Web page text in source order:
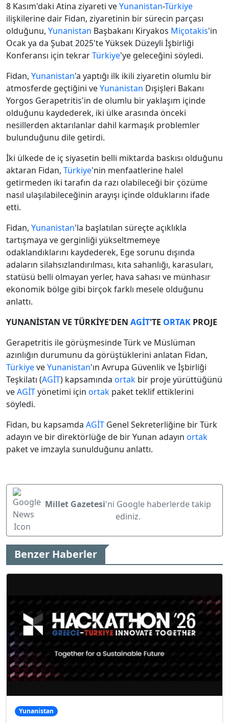
8 Kasım'daki Atina ziyareti veYunanistan-Türkiye
ilişkilerine dair Fidan, ziyaretinin bir sürecin parçası
olduğunu, Yunanistan Başbakanı Kiryakos Miçotakis'in
Ocak ya da Şubat 2025'te Yüksek Düzeyli İşbirliği
Konferansı için tekrarTürkiye'ye geleceğini söyledi.
Fidan, Yunanistan'a yaptığı ilk ikili ziyaretin olumlu bir
atmosferde geçtiğini veYunanistan Dışişleri Bakanı
Yorgos Gerapetritis'in de olumlu bir yaklaşım içinde
olduğunu kaydederek, iki ülke arasında önceki
nesillerden aktarılanlar dahil karmaşık problemler
bulunduğunu dile getirdi.
İki ülkede de iç siyasetin belli miktarda baskısı olduğunu
aktaran Fidan, Türkiye'nin menfaatlerine halel
getirmeden iki tarafın da razı olabileceği bir çözüme
nasıl ulaşılabileceğinin arayışı içinde olduklarını ifade
etti.
Fidan, Yunanistan'la başlatılan süreçte açıklıkla
tartışmaya ve gerginliği yükseltmemeye
odaklandıklarını kaydederek, Ege sorunu dışında
adaların silahsızlandırılması, kıta sahanlığı, karasuları,
statüsü belli olmayan yerler, hava sahası ve münhasır
ekonomik bölge gibi birçok farklı mesele olduğunu
anlattı.
YUNANİSTAN VE TÜRKİYE'DEN AGİT'TE ORTAK PROJE
Gerapetritis ile görüşmesinde Türk ve Müslüman
azınlığın durumunu da görüştüklerini anlatan Fidan,
TürkiyeveYunanistan'ın Avrupa Güvenlik ve İşbirliği
Teşkilatı (AGİT) kapsamında ortak bir proje yürüttüğünü
veAGİTyönetimi için ortak paket teklif ettiklerini
söyledi.
Fidan, bu kapsamda AGİT Genel Sekreterliğine bir Türk
adayın ve bir direktörlüğe de bir Yunan adayın ortak
paket ve imzayla sunulduğunu anlattı.
Millet Gazetesi'ni Google haberlerde takip
ediniz.
Benzer Haberler
Yunanistan